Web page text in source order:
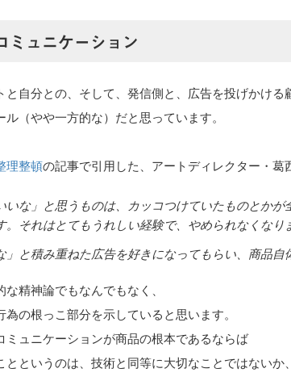
ミュニケーション
と自分との、そして、発信側と、広告を投げかける
ル（やや一方的な）だと思っています。
理整頓の記事で引用した、アートディレクター・葛
いな」と思うものは、カッコつけていたものとか
。それはとてもうれしい経験で、やめられなくなり
」と積み重ねた広告を好きになってもらい、商品
な精神論でもなんでもなく、
為の根っこ部分を示していると思います。
ミュニケーションが商品の根本であるならば
とというのは、技術と同等に大切なことではないか